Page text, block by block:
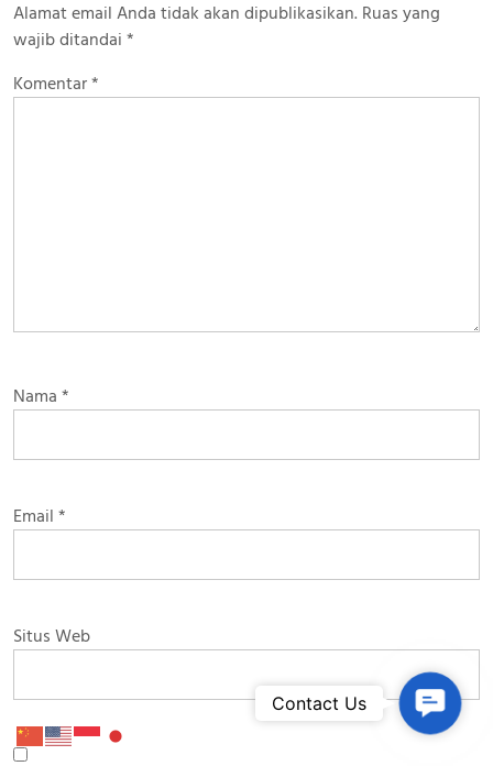
Alamat email Anda tidak akan dipublikasikan. Ruas yang
wajib ditandai *
Komentar*
Nama *
Email *
Situs Web
Contact Us